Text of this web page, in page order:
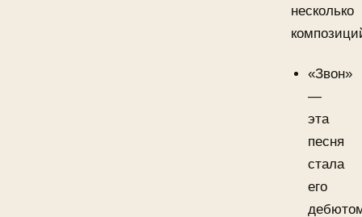
несколько
«Звон»
—
эта
песня
стала
его